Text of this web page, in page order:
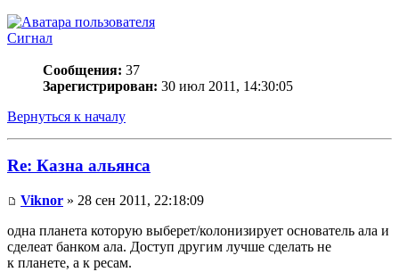
Сигнал
Сообщения: 37
Зарегистрирован: 30 июл 2011, 14:30:05
Вернуться к началу
Re: Казна альянса
Viknor » 28 сен 2011, 22:18:09
одна планета которую выберет/колонизирует основатель ала и
сделеат банком ала. Доступ другим лучше сделать не
к планете, а к ресам.